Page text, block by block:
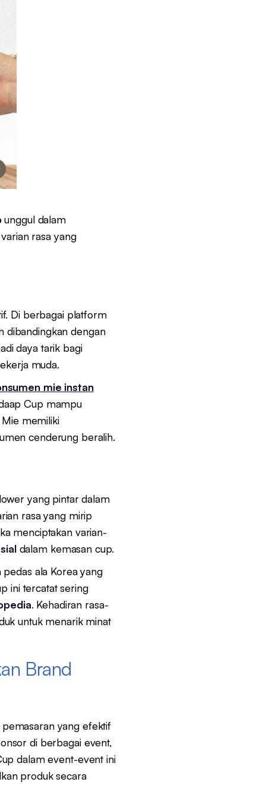
unggul dalam
rasa yang
Di berbagai platform
dibandingkan dengan
daya tarik bagi
muda.
mie instan
Cup mampu
memiliki
cenderung beralih.
yang pintar dalam
rasa yang mirip
menciptakan varian-
dalam kemasan cup.
ala Korea yang
ini tercatat sering
. Kehadiran rasa-
untuk menarik minat
Brand
yang efektif
di berbagai event,
dalam event-event ini
produk secara